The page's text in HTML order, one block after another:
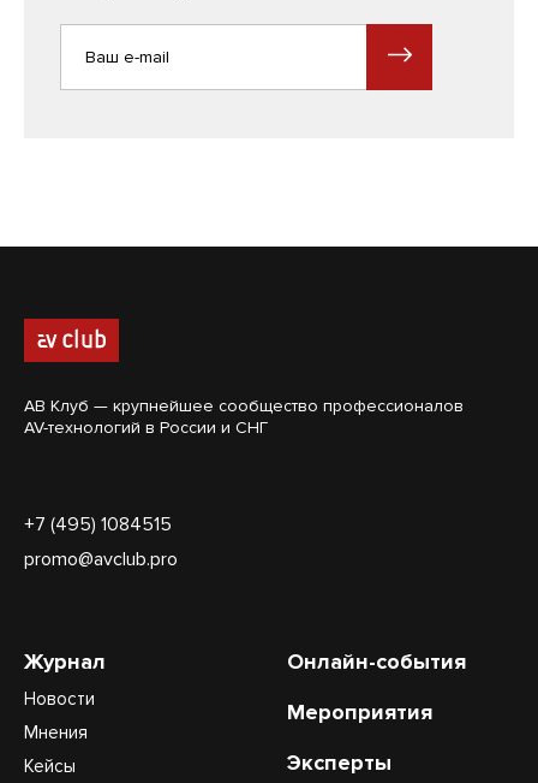
АВ Клуб — крупнейшее сообщество профессионалов
AV-технологий в России и СНГ
+7 (495) 1084515
promo@avclub.pro
Журнал
Новости
Мнения
Кейсы
Онлайн-события
Мероприятия
Эксперты